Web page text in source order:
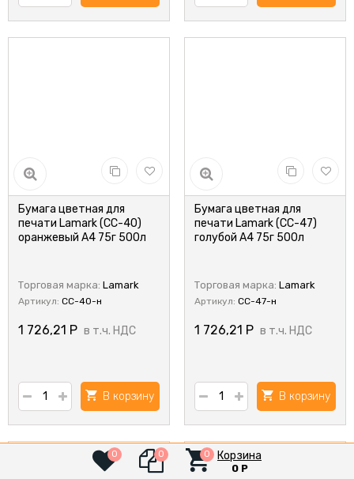
Бумага цветная для
печати Lamark (CC-40)
оранжевый А4 75г 500л
Торговая марка: Lamark
Артикул: CC-40-н
1 726,21 Р в т.ч. НДС
В корзину
Бумага цветная для
печати Lamark (CC-47)
голубой А4 75г 500л
Торговая марка: Lamark
Артикул: CC-47-н
1 726,21 Р в т.ч. НДС
В корзину
0 0 0 Корзина
0 Р